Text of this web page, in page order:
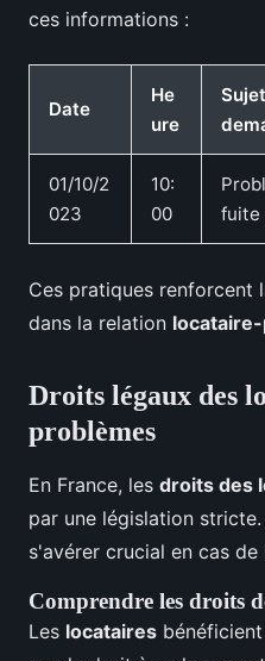
ces informations :
Date
He
ure
01/10/2
023
10:
00
fuite
Ces pratiques
dans la relation
Droits légaux des
problèmes
En France, les droits des
par une législation
s'avérer crucial en cas de
Comprendre les droits
Les locataires